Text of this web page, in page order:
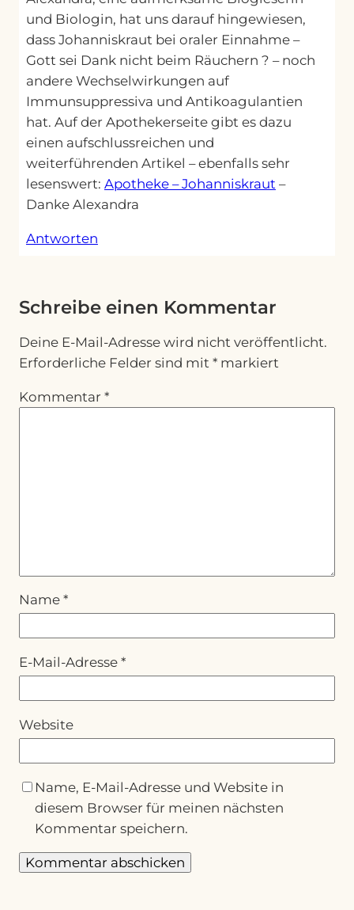
und Biologin, hat uns darauf hingewiesen,
dass Johanniskraut bei oraler Einnahme –
Gott sei Dank nicht beim Räuchern ? – noch
andere Wechselwirkungen auf
Immunsuppressiva und Antikoagulantien
hat. Auf der Apothekerseite gibt es dazu
einen aufschlussreichen und
weiterführenden Artikel – ebenfalls sehr
lesenswert: Apotheke – Johanniskraut –
Danke Alexandra
Antworten
Schreibe einen Kommentar
Deine E-Mail-Adresse wird nicht veröffentlicht.
Erforderliche Felder sind mit * markiert
Kommentar *
Name *
E-Mail-Adresse *
Website
Name, E-Mail-Adresse und Website in
diesem Browser für meinen nächsten
Kommentar speichern.